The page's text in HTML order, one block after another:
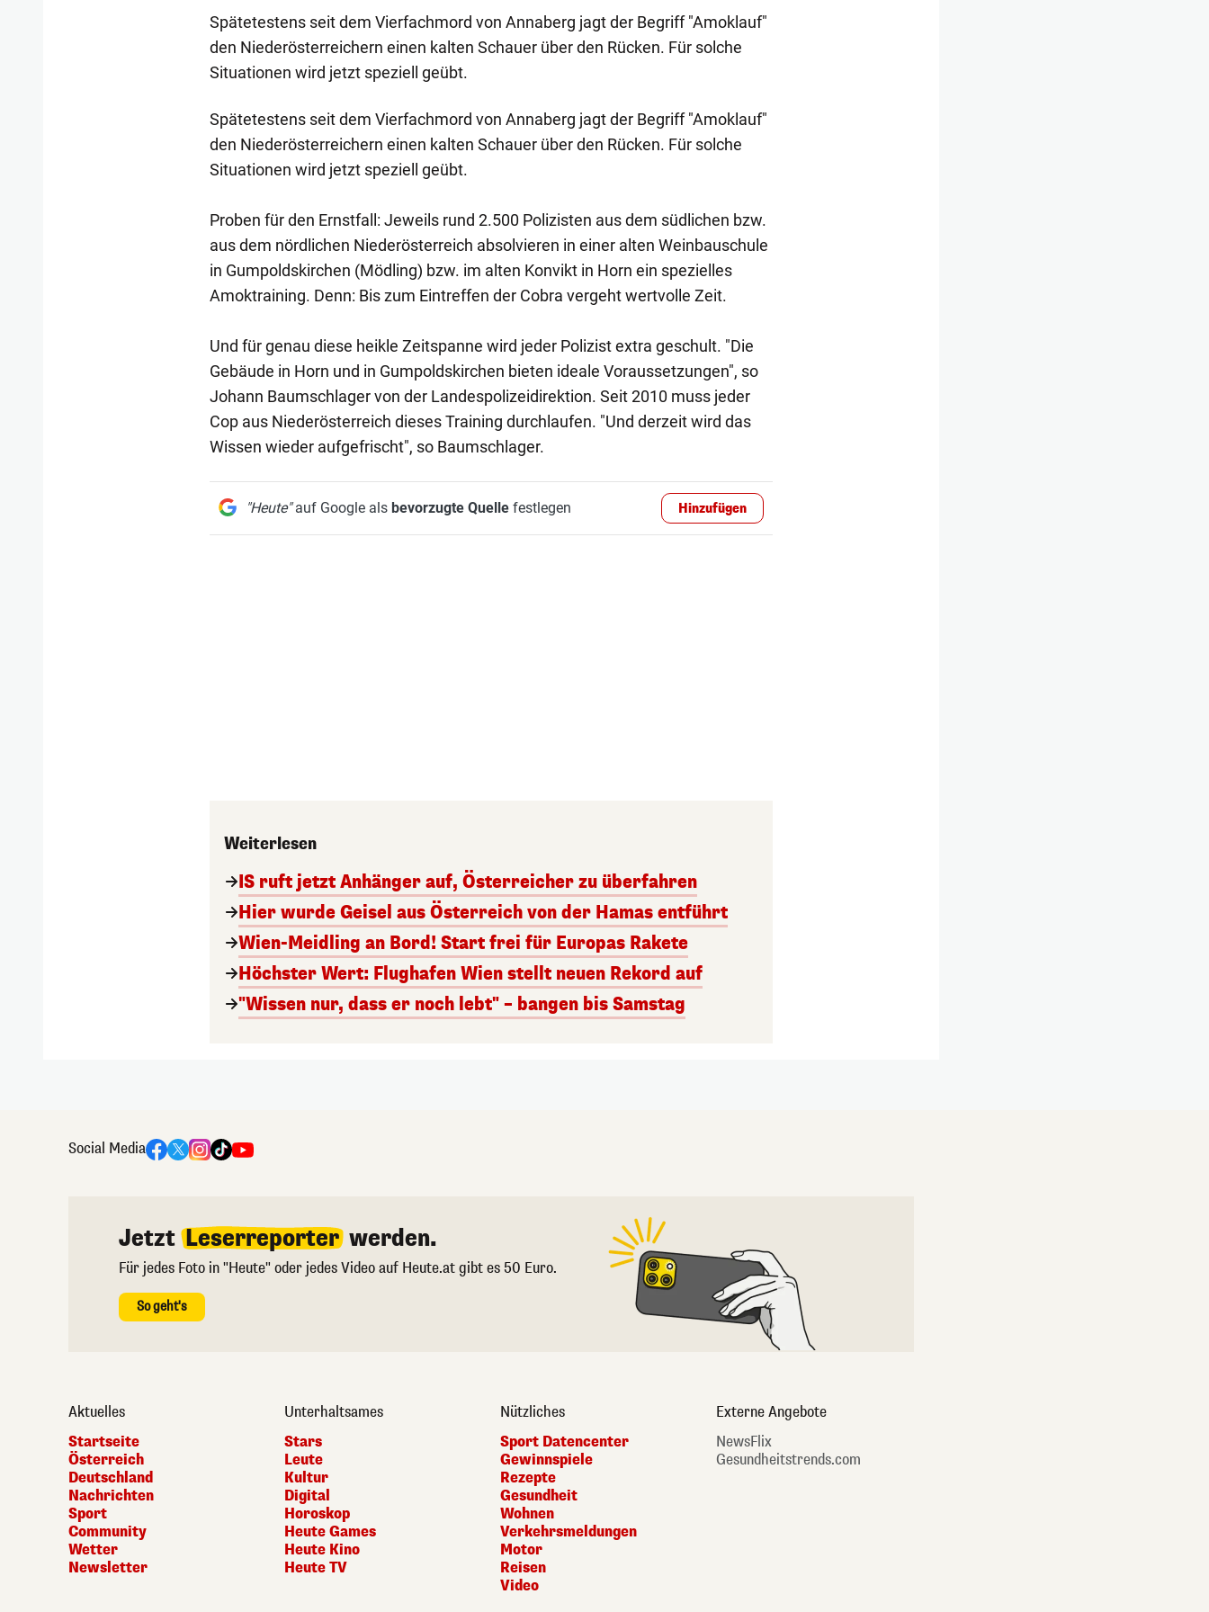
Spätetestens seit dem Vierfachmord von Annaberg jagt der Begriff "Amoklauf"
den Niederösterreichern einen kalten Schauer über den Rücken. Für solche
Situationen wird jetzt speziell geübt.
Spätetestens seit dem Vierfachmord von Annaberg jagt der Begriff "Amoklauf"
den Niederösterreichern einen kalten Schauer über den Rücken. Für solche
Situationen wird jetzt speziell geübt.
Proben für den Ernstfall: Jeweils rund 2.500 Polizisten aus dem südlichen bzw.
aus dem nördlichen Niederösterreich absolvieren in einer alten Weinbauschule
in Gumpoldskirchen (Mödling) bzw. im alten Konvikt in Horn ein spezielles
Amoktraining. Denn: Bis zum Eintreffen der Cobra vergeht wertvolle Zeit.
Und für genau diese heikle Zeitspanne wird jeder Polizist extra geschult. "Die
Gebäude in Horn und in Gumpoldskirchen bieten ideale Voraussetzungen", so
Johann Baumschlager von der Landespolizeidirektion. Seit 2010 muss jeder
Cop aus Niederösterreich dieses Training durchlaufen. "Und derzeit wird das
Wissen wieder aufgefrischt", so Baumschlager.
"Heute"auf Google als bevorzugte Quellefestlegen Hinzufügen
Weiterlesen
IS ruft jetzt Anhänger auf, Österreicher zu überfahren
Hier wurde Geisel aus Österreich von der Hamas entführt
Wien-Meidling an Bord! Start frei für Europas Rakete
Höchster Wert: Flughafen Wien stellt neuen Rekord auf
"Wissen nur, dass er noch lebt" – bangen bis Samstag
Social Media
Jetzt Leserreporter werden.
Für jedes Foto in "Heute" oder jedes Video auf Heute.at gibt es 50 Euro.
So geht's
Aktuelles
Startseite
Österreich
Deutschland
Nachrichten
Sport
Community
Wetter
Newsletter
Unterhaltsames
Stars
Leute
Kultur
Digital
Horoskop
Heute Games
Heute Kino
Heute TV
Nützliches
Sport Datencenter
Gewinnspiele
Rezepte
Gesundheit
Wohnen
Verkehrsmeldungen
Motor
Reisen
Video
Externe Angebote
NewsFlix
Gesundheitstrends.com